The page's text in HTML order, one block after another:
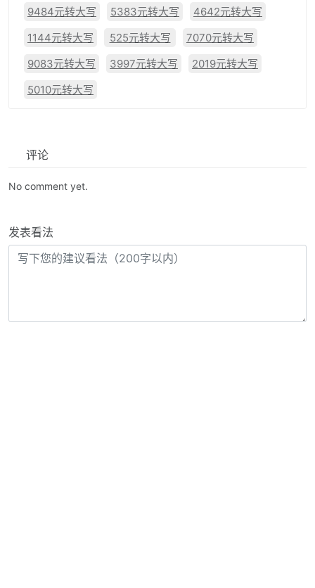
9484元转大写
5383元转大写
4642元转大写
1144元转大写
525元转大写
7070元转大写
9083元转大写
3997元转大写
2019元转大写
5010元转大写
评论
No comment yet.
发表看法